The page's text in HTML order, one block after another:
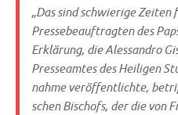
„Das sind schwie­ri­ge
Pres­se­be­auf­trag­ten des
Erklä­rung, die Ales­san­dro
Pres­se­am­tes des Hei­li­gen
nah­me ver­öf­fent­lich­te,
schen Bischofs, der die von